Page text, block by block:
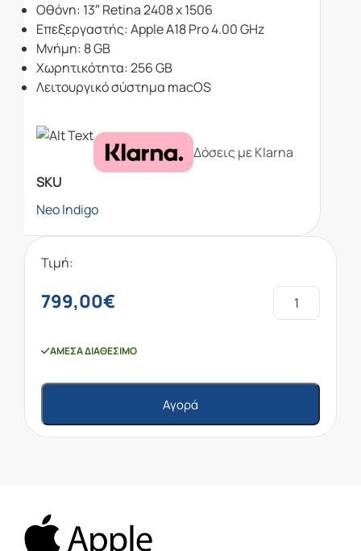
Oθόνη: 13″ Retina 2408 x 1506
Επεξεργαστής: Apple A18 Pro 4.00 GHz
Μνήμη: 8 GB
Χωρητικότητα: 256 GB
Λειτουργικό σύστημα macOS
Δόσεις με Klarna
SKU
Neo Indigo
Τιμή:
799,00€
ΆΜΕΣΑ ΔΙΑΘΈΣΙΜΟ
Αγορά